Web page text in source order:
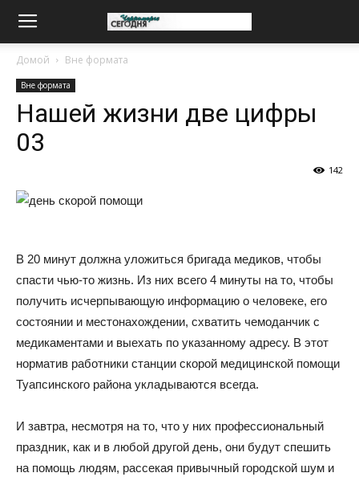
Домой Вне формата
Вне формата
Нашей жизни две цифры
03
142
В 20 минут должна уложиться бригада медиков, чтобы
спасти чью-то жизнь. Из них всего 4 минуты на то, чтобы
получить исчерпывающую информацию о человеке, его
состоянии и местонахождении, схватить чемоданчик с
медикаментами и выехать по указанному адресу. В этот
норматив работники станции скорой медицинской помощи
Туапсинского района укладываются всегда.
И завтра, несмотря на то, что у них профессиональный
праздник, как и в любой другой день, они будут спешить
на помощь людям, рассекая привычный городской шум и